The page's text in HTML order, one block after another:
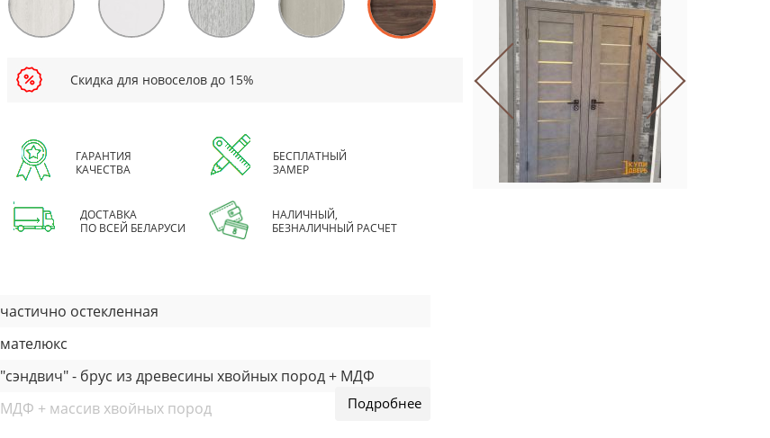
Скидка для новоселов до 15%
ГАРАНТИЯ
КАЧЕСТВА
ДОСТАВКА
ПО ВСЕЙ БЕЛАРУСИ
БЕСПЛАТНЫЙ
ЗАМЕР
НАЛИЧНЫЙ,
БЕЗНАЛИЧНЫЙ РАСЧЕТ
Previous Next
частично остекленная
мателюкс
"сэндвич" - брус из древесины хвойных пород + МДФ
МДФ + массив хвойных пород